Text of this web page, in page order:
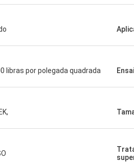
libras por polegada quadrada